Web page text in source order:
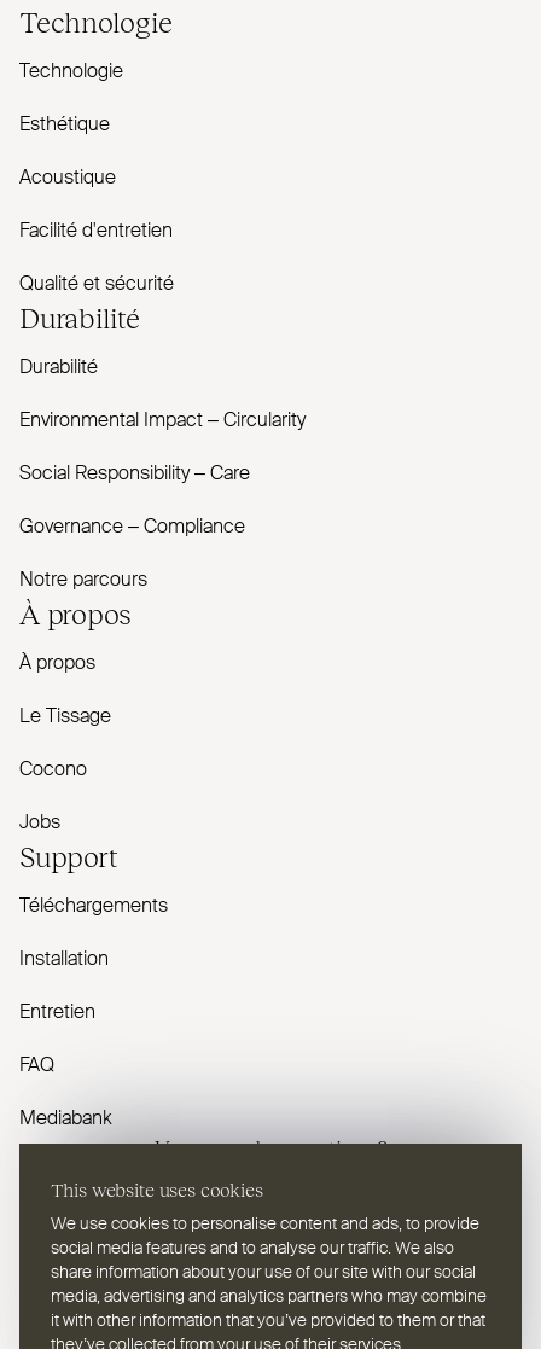
This website uses cookies
We use cookies to personalise content and ads, to provide
social media features and to analyse our traffic. We also
share information about your use of our site with our social
media, advertising and analytics partners who may combine
it with other information that you’ve provided to them or that
Technologie
Technologie
Esthétique
Acoustique
Facilité d'entretien
Qualité et sécurité
Durabilité
Durabilité
Envi­ronmental Impact – Cir­cularity
Social Responsibility – Care
Governance – Com­pliance
Notre parcours
À propos
À propos
Le Tissage
Cocono
Jobs
Support
Téléchargements
Installation
Entretien
FAQ
Mediabank
Vous avez des questions ?